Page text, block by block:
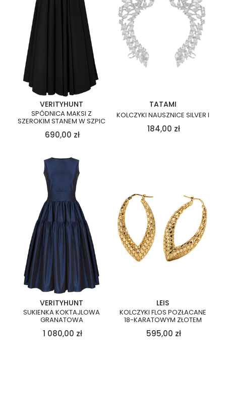
VERITYHUNT
SPÓDNICA MAKSI Z
SZEROKIM STANEM W SZPIC
690,00 zł
TATAMI
KOLCZYKI NAUSZNICE SILVER I
184,00 zł
VERITYHUNT
SUKIENKA KOKTAJLOWA
GRANATOWA
1 080,00 zł
LEIS
KOLCZYKI FLOS POZŁACANE
18-KARATOWYM ZŁOTEM
595,00 zł